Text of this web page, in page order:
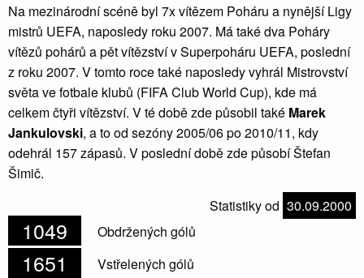
Na mezinárodní scéně byl 7x vítězem Poháru a nynější Ligy
mistrů UEFA, naposledy roku 2007. Má také dva Poháry
vítězů pohárů a pět vítězství v Superpoháru UEFA, poslední
z roku 2007. V tomto roce také naposledy vyhrál Mistrovství
světa ve fotbale klubů (FIFA Club World Cup), kde má
celkem čtyři vítězství. V té době zde působil také Marek
Jankulovski, a to od sezóny 2005/06 po 2010/11, kdy
odehrál 157 zápasů. V poslední době zde působí Štefan
Šimič.
Statistiky od 30.09.2000
1049 Obdržených gólů
1651 Vstřelených gólů